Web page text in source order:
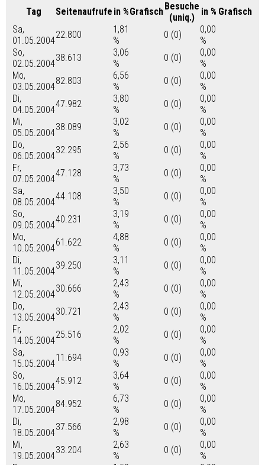
Tag Seitenaufrufe in %GrafischBesuche
(uniq.)
in % Grafisch
Sa,
01.05.2004
22.800
1,81
%
0 (0)
0,00
%
So,
02.05.2004
38.613
3,06
%
0 (0)
0,00
%
Mo,
03.05.2004
82.803
6,56
%
0 (0)
0,00
%
Di,
04.05.2004
47.982
3,80
%
0 (0)
0,00
%
Mi,
05.05.2004
38.089
3,02
%
0 (0)
0,00
%
Do,
06.05.2004
32.295
2,56
%
0 (0)
0,00
%
Fr,
07.05.2004
47.128
3,73
%
0 (0)
0,00
%
Sa,
08.05.2004
44.108
3,50
%
0 (0)
0,00
%
So,
09.05.2004
40.231
3,19
%
0 (0)
0,00
%
Mo,
10.05.2004
61.622
4,88
%
0 (0)
0,00
%
Di,
11.05.2004
39.250
3,11
%
0 (0)
0,00
%
Mi,
12.05.2004
30.666
2,43
%
0 (0)
0,00
%
Do,
13.05.2004
30.721
2,43
%
0 (0)
0,00
%
Fr,
14.05.2004
25.516
2,02
%
0 (0)
0,00
%
Sa,
15.05.2004
11.694
0,93
%
0 (0)
0,00
%
So,
16.05.2004
45.912
3,64
%
0 (0)
0,00
%
Mo,
17.05.2004
84.952
6,73
%
0 (0)
0,00
%
Di,
18.05.2004
37.566
2,98
%
0 (0)
0,00
%
Mi,
19.05.2004
33.204
2,63
%
0 (0)
0,00
%